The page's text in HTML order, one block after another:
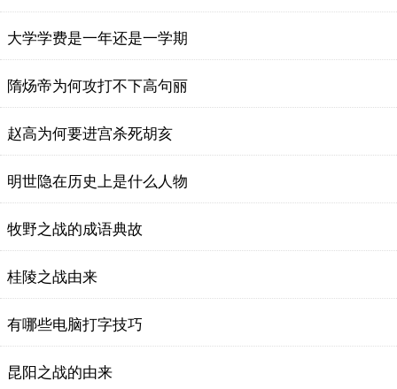
大学学费是一年还是一学期
隋炀帝为何攻打不下高句丽
赵高为何要进宫杀死胡亥
明世隐在历史上是什么人物
牧野之战的成语典故
桂陵之战由来
有哪些电脑打字技巧
昆阳之战的由来